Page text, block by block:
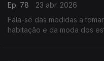
Ep. 78
23 abr. 2026
Fala-se das medidas a
habitação e da moda dos